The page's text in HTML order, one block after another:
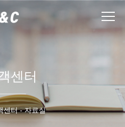
센터
센터 - 자료실